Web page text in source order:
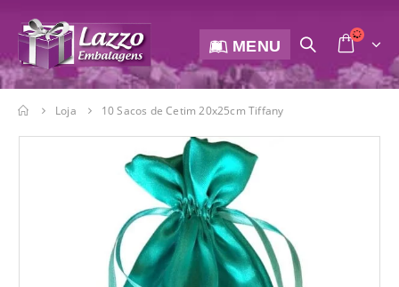
MENU
Loja 10 Sacos de Cetim 20x25cm Tiffany